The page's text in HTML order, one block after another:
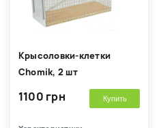
Крысоловки-клетки
Chomik, 2 шт
1100 грн Купить